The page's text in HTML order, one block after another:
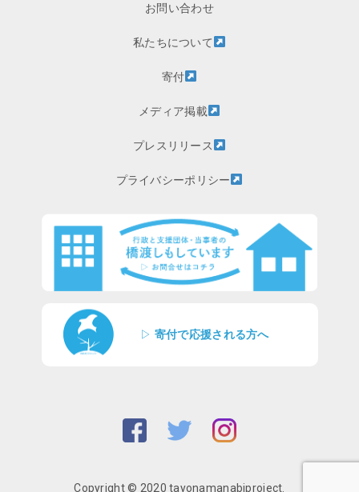
お問い合わせ
私たちについて
寄付
メディア掲載
プレスリリース
プライバシーポリシー
▷ 寄付で応援される方へ
Copyright © 2020 tayonamanabiproject.